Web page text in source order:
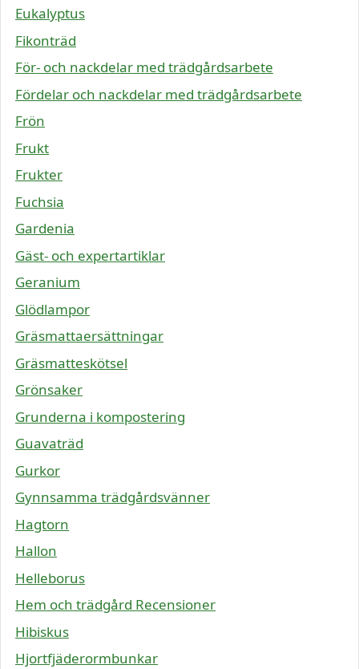
Eukalyptus
Fikonträd
För- och nackdelar med trädgårdsarbete
Fördelar och nackdelar med trädgårdsarbete
Frön
Frukt
Frukter
Fuchsia
Gardenia
Gäst- och expertartiklar
Geranium
Glödlampor
Gräsmattaersättningar
Gräsmatteskötsel
Grönsaker
Grunderna i kompostering
Guavaträd
Gurkor
Gynnsamma trädgårdsvänner
Hagtorn
Hallon
Helleborus
Hem och trädgård Recensioner
Hibiskus
Hjortfjäderormbunkar